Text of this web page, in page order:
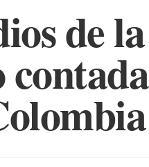
de la